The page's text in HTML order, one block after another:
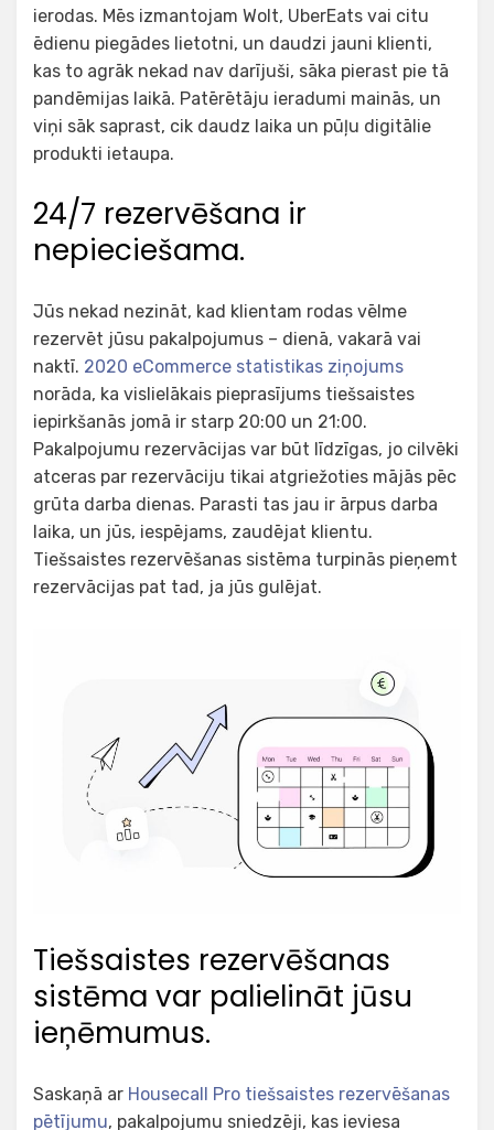
ierodas. Mēs izmantojam Wolt, UberEats vai citu
ēdienu piegādes lietotni, un daudzi jauni klienti,
kas to agrāk nekad nav darījuši, sāka pierast pie tā
pandēmijas laikā. Patērētāju ieradumi mainās, un
viņi sāk saprast, cik daudz laika un pūļu digitālie
produkti ietaupa.
24/7 rezervēšana ir
nepieciešama.
Jūs nekad nezināt, kad klientam rodas vēlme
rezervēt jūsu pakalpojumus – dienā, vakarā vai
naktī. 2020 eCommerce statistikas ziņojums
norāda, ka vislielākais pieprasījums tiešsaistes
iepirkšanās jomā ir starp 20:00 un 21:00.
Pakalpojumu rezervācijas var būt līdzīgas, jo cilvēki
atceras par rezervāciju tikai atgriežoties mājās pēc
grūta darba dienas. Parasti tas jau ir ārpus darba
laika, un jūs, iespējams, zaudējat klientu.
Tiešsaistes rezervēšanas sistēma turpinās pieņemt
rezervācijas pat tad, ja jūs gulējat.
Tiešsaistes rezervēšanas
sistēma var palielināt jūsu
ieņēmumus.
Saskaņā ar Housecall Pro tiešsaistes rezervēšanas
pētījumu, pakalpojumu sniedzēji, kas ieviesa